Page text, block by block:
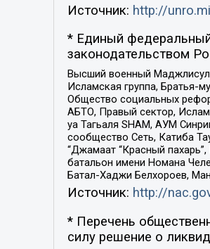
Источник: http://
* Единый федеральный
законодательством
Высший военный
Исламская группа, Братья-
Общество социальных
АБТО, Правый сектор,
уа Тагьаля SHAM, АУМ
сообщество Сеть, Катиба
“Джамаат “Красный
батальон имени Номана
Батал-Хаджи Белхороев,
Источник: http://
* Перечень
силу решение о